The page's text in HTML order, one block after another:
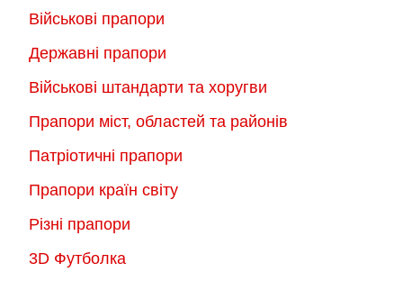
Військові прапори
Державні прапори
Військові штандарти та хоругви
Прапори міст, областей та районів
Патріотичні прапори
Прапори країн світу
Різні прапори
3D Футболка